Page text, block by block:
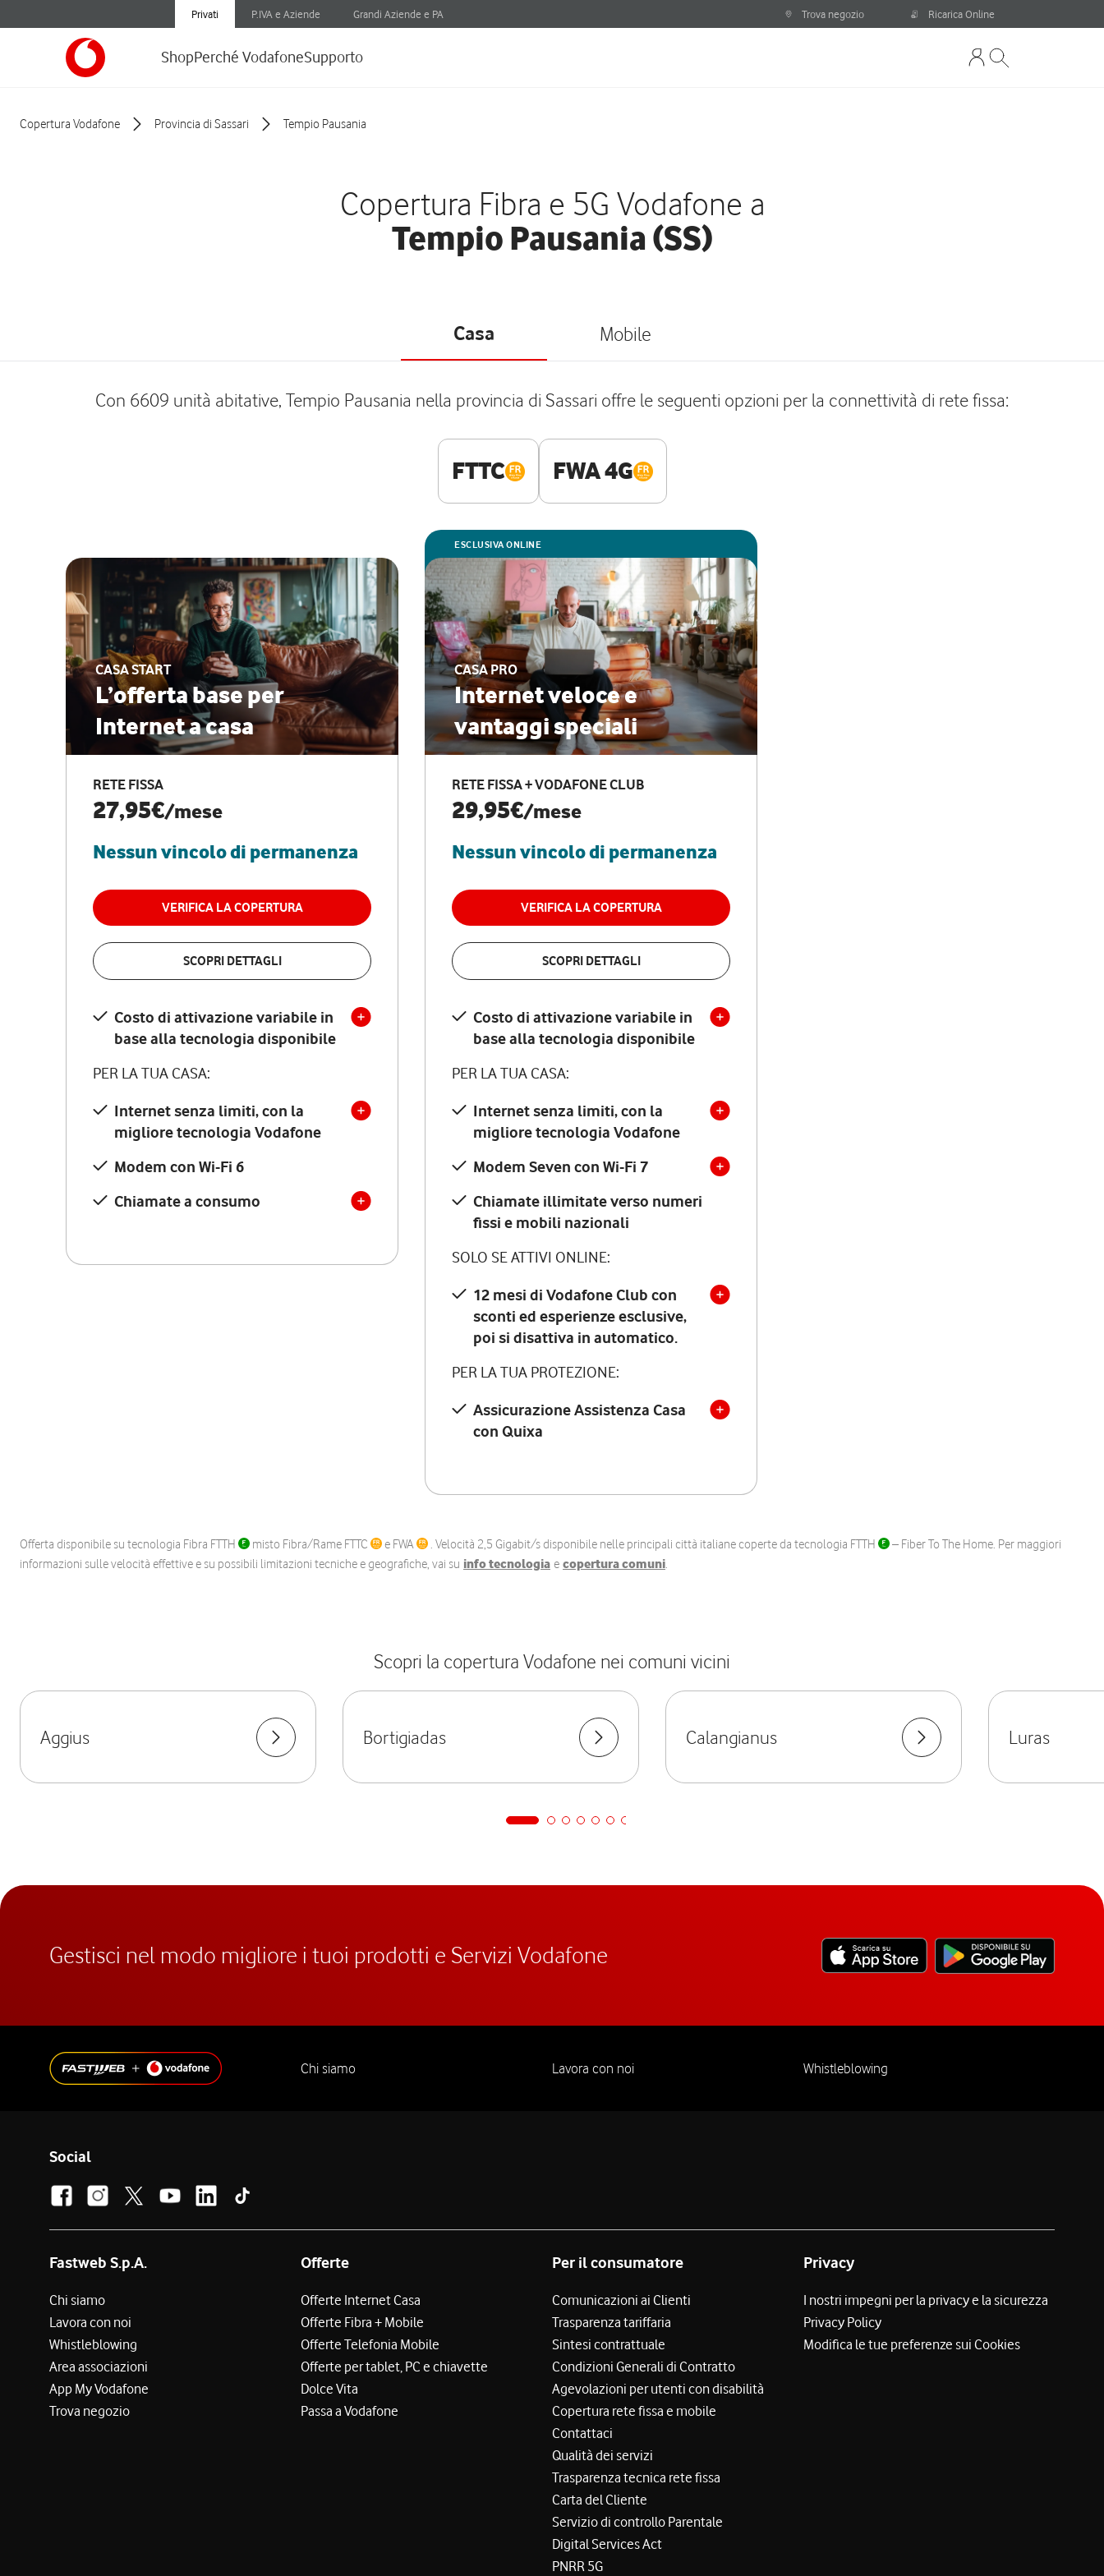
Privati P.IVA e Aziende Grandi Aziende e PA Trova negozio Ricarica Online
ShopPerché VodafoneSupporto
Copertura Vodafone Provincia di Sassari Tempio Pausania
Copertura Fibra e 5G Vodafone a
Tempio Pausania (SS)
Casa Mobile
Con 6609 unità abitative, Tempio Pausania nella provincia di Sassari offre le seguenti opzioni per la connettività di rete fissa:
FTTC FWA 4G
CASA START
L’offerta base per
Internet a casa
RETE FISSA
27,95€/mese
Nessun vincolo di permanenza
VERIFICA LA COPERTURA
SCOPRI DETTAGLI
Costo di attivazione variabile in
base alla tecnologia disponibile
PER LA TUA CASA:
Internet senza limiti, con la
migliore tecnologia Vodafone
Modem con Wi-Fi 6
Chiamate a consumo
ESCLUSIVA ONLINE
CASA PRO
Internet veloce e
vantaggi speciali
RETE FISSA + VODAFONE CLUB
29,95€/mese
Nessun vincolo di permanenza
VERIFICA LA COPERTURA
SCOPRI DETTAGLI
Costo di attivazione variabile in
base alla tecnologia disponibile
PER LA TUA CASA:
Internet senza limiti, con la
migliore tecnologia Vodafone
Modem Seven con Wi-Fi 7
Chiamate illimitate verso numeri
fissi e mobili nazionali
SOLO SE ATTIVI ONLINE:
12 mesi di Vodafone Club con
sconti ed esperienze esclusive,
poi si disattiva in automatico.
PER LA TUA PROTEZIONE:
Assicurazione Assistenza Casa
con Quixa
Offerta disponibile su tecnologia Fibra FTTH misto Fibra/Rame FTTC e FWA . Velocità 2,5 Gigabit/s disponibile nelle principali città italiane coperte da tecnologia FTTH
– Fiber To The Home. Per maggiori
informazioni sulle velocità effettive e su possibili limitazioni tecniche e geografiche, vai su info tecnologia e copertura comuni.
Scopri la copertura Vodafone nei comuni vicini
Aggius Bortigiadas Calangianus Luras
Gestisci nel modo migliore i tuoi prodotti e Servizi Vodafone
Chi siamo Lavora con noi Whistleblowing
Social
Fastweb S.p.A.
Chi siamo
Lavora con noi
Whistleblowing
Area associazioni
App My Vodafone
Trova negozio
Offerte
Offerte Internet Casa
Offerte Fibra + Mobile
Offerte Telefonia Mobile
Offerte per tablet, PC e chiavette
Dolce Vita
Passa a Vodafone
Per il consumatore
Comunicazioni ai Clienti
Trasparenza tariffaria
Sintesi contrattuale
Condizioni Generali di Contratto
Agevolazioni per utenti con disabilità
Copertura rete fissa e mobile
Contattaci
Qualità dei servizi
Trasparenza tecnica rete fissa
Carta del Cliente
Servizio di controllo Parentale
Digital Services Act
PNRR 5G
Privacy
I nostri impegni per la privacy e la sicurezza
Privacy Policy
Modifica le tue preferenze sui Cookies